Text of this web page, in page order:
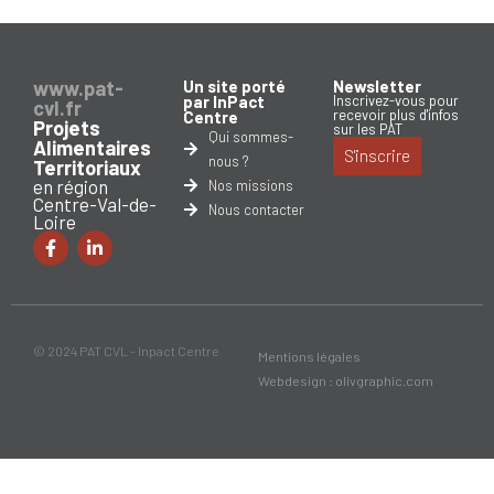
www.pat-
cvl.fr
Projets
Alimentaires
Territoriaux
en région
Centre-Val-de-
Loire
Un site porté
par InPact
Centre
Qui sommes-
nous ?
Nos missions
Nous contacter
Newsletter
Inscrivez-vous pour
recevoir plus d'infos
sur les PAT
S'inscrire
© 2024 PAT CVL - Inpact Centre
Mentions légales
Webdesign : olivgraphic.com